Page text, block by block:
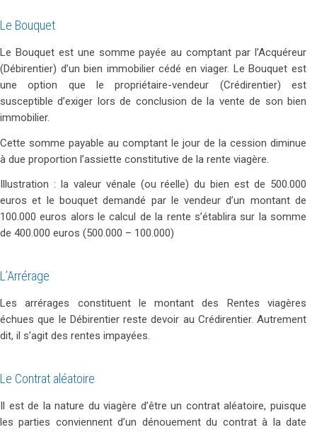
Le Bouquet
Le Bouquet est une somme payée au comptant par l’Acquéreur
(Débirentier) d’un bien immobilier cédé en viager. Le Bouquet est
une option que le propriétaire-vendeur (Crédirentier) est
susceptible d’exiger lors de conclusion de la vente de son bien
immobilier.
Cette somme payable au comptant le jour de la cession diminue
à due proportion l’assiette constitutive de la rente viagère.
Illustration : la valeur vénale (ou réelle) du bien est de 500.000
euros et le bouquet demandé par le vendeur d’un montant de
100.000 euros alors le calcul de la rente s’établira sur la somme
de 400.000 euros (500.000 – 100.000)
L’Arrérage
Les arrérages constituent le montant des Rentes viagères
échues que le Débirentier reste devoir au Crédirentier. Autrement
dit, il s’agit des rentes impayées.
Le Contrat aléatoire
Il est de la nature du viagère d’être un contrat aléatoire, puisque
les parties conviennent d’un dénouement du contrat à la date